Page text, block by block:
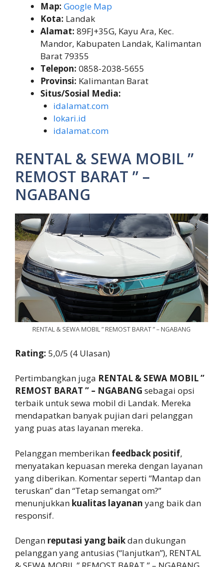
Map: Google Map
Kota: Landak
Alamat: 89FJ+35G, Kayu Ara, Kec.
Mandor, Kabupaten Landak, Kalimantan
Barat 79355
Telepon: 0858-2038-5655
Provinsi: Kalimantan Barat
Situs/Sosial Media:
idalamat.com
lokari.id
idalamat.com
RENTAL & SEWA MOBIL ”
REMOST BARAT ” –
NGABANG
RENTAL & SEWA MOBIL ” REMOST BARAT ” – NGABANG
Rating: 5,0/5 (4 Ulasan)
Pertimbangkan juga RENTAL & SEWA MOBIL ”
REMOST BARAT ” – NGABANG sebagai opsi
terbaik untuk sewa mobil di Landak. Mereka
mendapatkan banyak pujian dari pelanggan
yang puas atas layanan mereka.
Pelanggan memberikan feedback positif,
menyatakan kepuasan mereka dengan layanan
yang diberikan. Komentar seperti “Mantap dan
teruskan” dan “Tetap semangat om?”
menunjukkan kualitas layanan yang baik dan
responsif.
Dengan reputasi yang baikdan dukungan
pelanggan yang antusias (“lanjutkan”), RENTAL